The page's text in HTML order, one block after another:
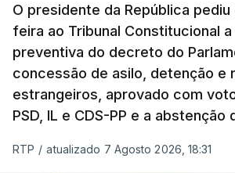
O presidente da República
feira ao Tribunal Constitucional
preventiva do decreto do
concessão de asilo, detenção e
estrangeiros, aprovado com
PSD, IL e CDS-PP e a abstenção
RTP / atualizado 7 Agosto 2026, 18:31